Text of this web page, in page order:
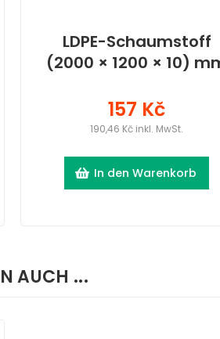
LDPE-Schaumstoff
(2000 × 1200 × 10)
157 Kč
190,46 Kč inkl. MwSt.
In den Warenkorb
AUCH ...